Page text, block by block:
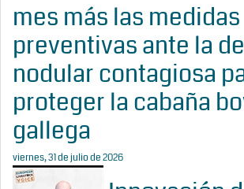
mes más las medidas
preventivas ante la
nodular contagiosa
proteger la cabaña
gallega
viernes, 31 de julio de 2026